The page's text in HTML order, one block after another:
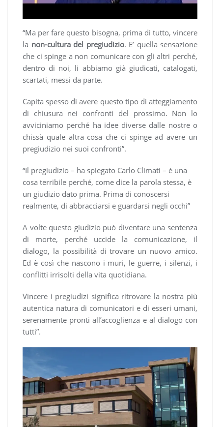
“Ma per fare questo bisogna, prima di tutto, vincere
la non-cultura del pregiudizio. E’ quella sensazione
che ci spinge a non comunicare con gli altri perché,
dentro di noi, li abbiamo già giudicati, catalogati,
scartati, messi da parte.
Capita spesso di avere questo tipo di atteggiamento
di chiusura nei confronti del prossimo. Non lo
avviciniamo perché ha idee diverse dalle nostre o
chissà quale altra cosa che ci spinge ad avere un
pregiudizio nei suoi confronti”.
“Il pregiudizio – ha spiegato Carlo Climati – è una
cosa terribile perché, come dice la parola stessa, è
un giudizio dato prima. Prima di conoscersi
realmente, di abbracciarsi e guardarsi negli occhi”
A volte questo giudizio può diventare una sentenza
di morte, perché uccide la comunicazione, il
dialogo, la possibilità di trovare un nuovo amico.
Ed è così che nascono i muri, le guerre, i silenzi, i
conflitti irrisolti della vita quotidiana.
Vincere i pregiudizi significa ritrovare la nostra più
autentica natura di comunicatori e di esseri umani,
serenamente pronti all’accoglienza e al dialogo con
tutti”.